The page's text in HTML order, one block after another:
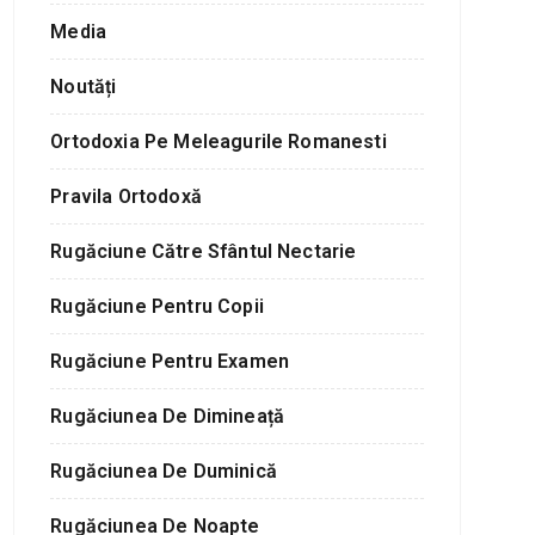
Media
Noutăți
Ortodoxia Pe Meleagurile Romanesti
Pravila Ortodoxă
Rugăciune Către Sfântul Nectarie
Rugăciune Pentru Copii
Rugăciune Pentru Examen
Rugăciunea De Dimineață
Rugăciunea De Duminică
Rugăciunea De Noapte